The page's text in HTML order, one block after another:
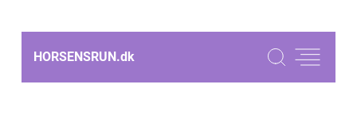
HORSENSRUN.dk